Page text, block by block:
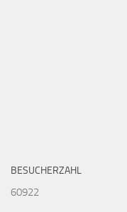
BESUCHERZAHL
60922